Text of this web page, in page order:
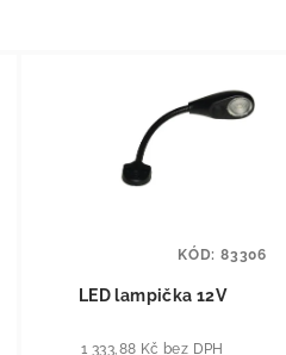
LED lampička 12V
1 333,88 Kč bez DPH
KÓD: 83306